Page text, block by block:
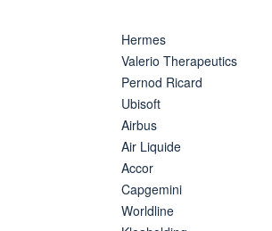
Hermes
Valerio Therapeutics
Pernod Ricard
Ubisoft
Airbus
Air Liquide
Accor
Capgemini
Worldline